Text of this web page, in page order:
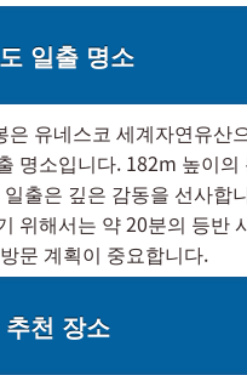
일출 명소
은 유네스코 세계자연유산
명소입니다. 182m 높이
출은 깊은 감동을 선사합
위해서는 약 20분의 등반
문 계획이 중요합니다.
천 장소